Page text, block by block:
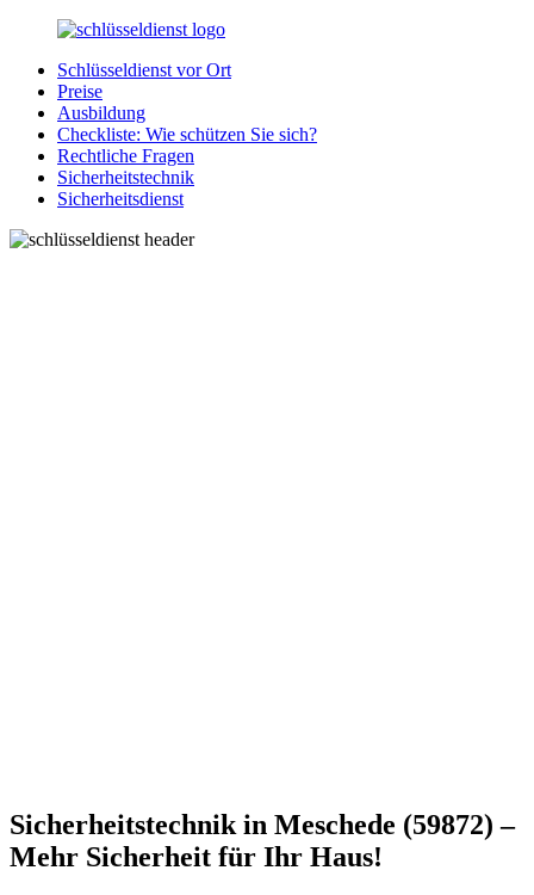
Zurück
Inhalt
SchluesseldienstDirekt.de
Ihre
Notlage
wird
gelöst!
Schlüsseldienst vor Ort
Preise
Ausbildung
Checkliste: Wie schützen Sie sich?
Rechtliche Fragen
Sicherheitstechnik
Sicherheitsdienst
Sicherheitstechnik in Meschede (59872) –
Mehr Sicherheit für Ihr Haus!